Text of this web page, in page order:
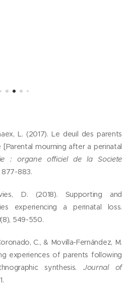
préserv
er et
r
facileme
maison
ou en
voyage,
L. (2017). Le deuil des parents
mourning after a perinatal
: organe officiel de la Societe
877-883.
D. (2018). Supporting and
experiencing a perinatal loss.
(8), 549-550.
C., & Movilla-Fernández, M.
experiences of parents following
synthesis. Journal of